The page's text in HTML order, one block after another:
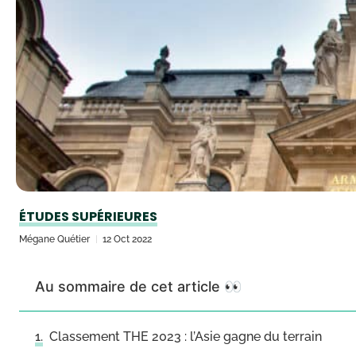
ÉTUDES SUPÉRIEURES
Mégane Quétier 12 Oct 2022
Au sommaire de cet article 👀
Classement THE 2023 : l’Asie gagne du terrain